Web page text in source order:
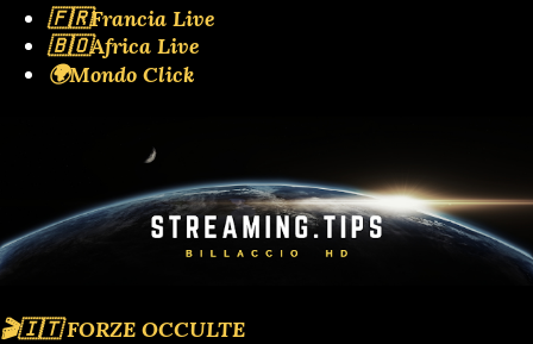
🇫🇷Francia Live
🇧🇴Africa Live
🌍Mondo Click
🎬🇮🇹 FORZE OCCULTE